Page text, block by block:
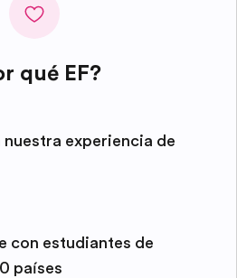
qué EF?
experiencia de
con estudiantes de
países